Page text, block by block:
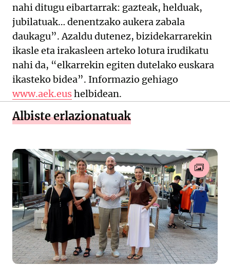
nahi ditugu eibartarrak: gazteak, helduak,
jubilatuak… denentzako aukera zabala
daukagu”. Azaldu dutenez, bizidekarrarekin
ikasle eta irakasleen arteko lotura irudikatu
nahi da, “elkarrekin egiten dutelako euskara
ikasteko bidea”. Informazio gehiago
www.aek.eushelbidean.
Albiste erlazionatuak